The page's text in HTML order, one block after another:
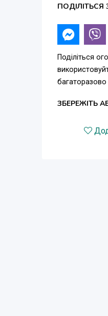
Поділіться
ЗБЕРЕЖІТЬ